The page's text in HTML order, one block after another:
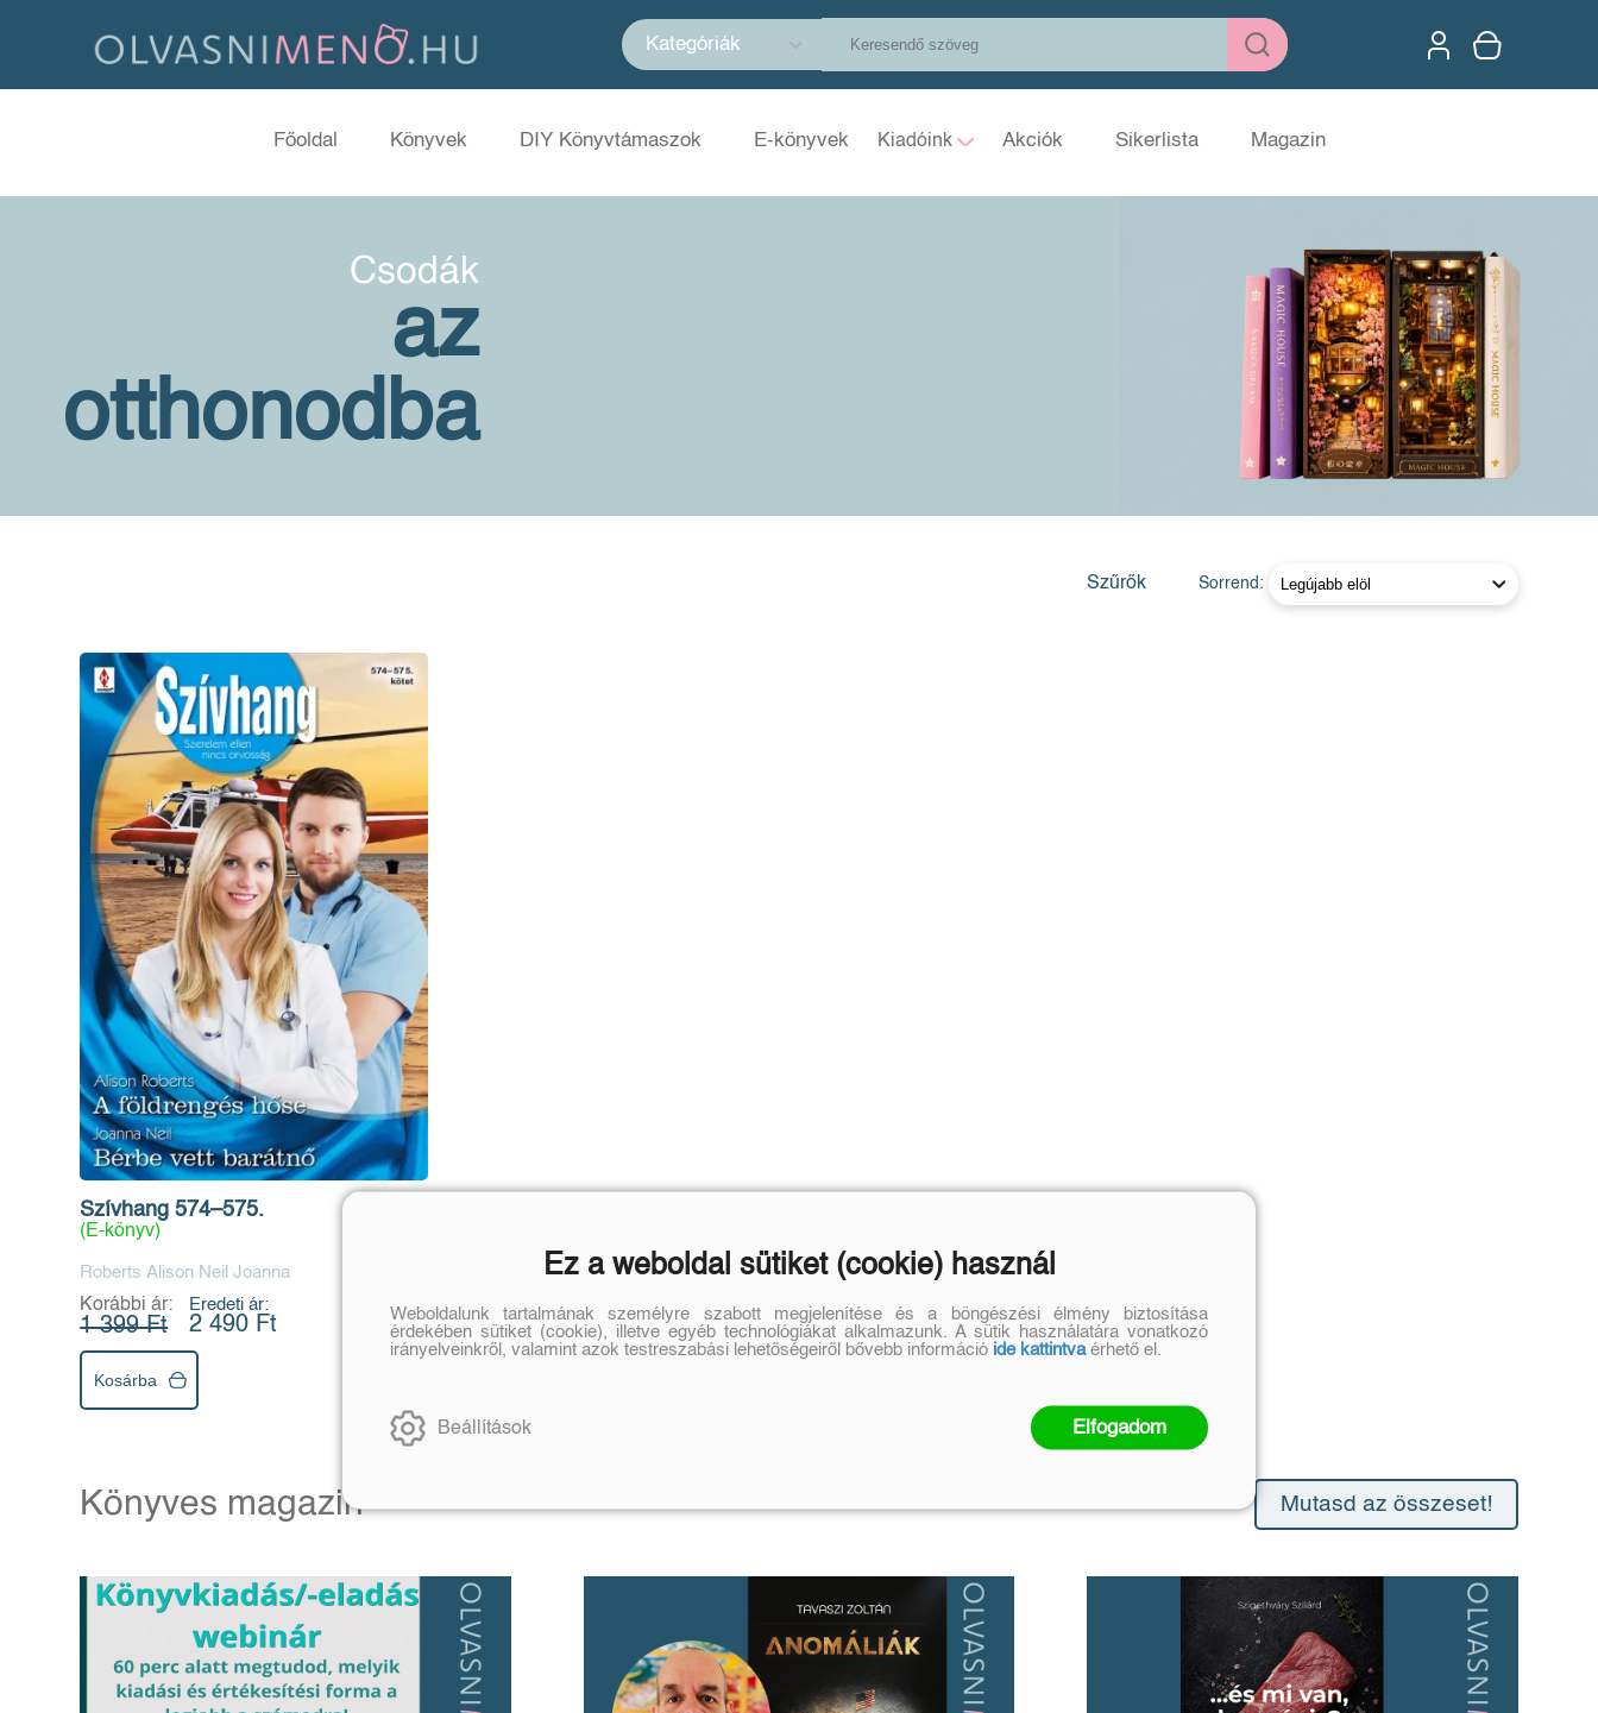
Kategóriák
Főoldal Könyvek DIY Könyvtámaszok E-könyvek Kiadóink Akciók Sikerlista Magazin
Csodák
az
otthonodba
Szűrők Sorrend:
Szívhang 574–575.
(E-könyv)
Roberts Alison Neil Joanna
Korábbi ár:
1 399 Ft
Eredeti ár:
2 490 Ft
Kosárba
Könyves magazin Mutasd az összeset!
Ez a weboldal sütiket (cookie) használ
Weboldalunk tartalmának személyre szabott megjelenítése és a böngészési élmény biztosítása
érdekében sütiket (cookie), illetve egyéb technológiákat alkalmazunk. A sütik használatára vonatkozó
irányelveinkről, valamint azok testreszabási lehetőségeiről bővebb információ ide kattintvaérhető el.
Beállítások Elfogadom